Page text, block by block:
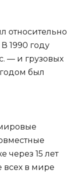
относительно
1990 году
— и грузовых
был
через 15 лет
всех в мире